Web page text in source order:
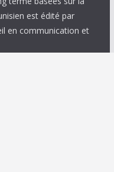
est édité par
en communication et